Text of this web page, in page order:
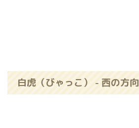
白虎（びゃっこ） - 西の方向